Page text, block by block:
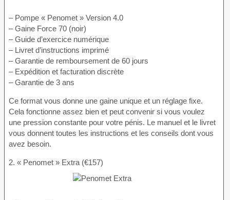
– Pompe « Penomet » Version 4.0
– Gaine Force 70 (noir)
– Guide d’exercice numérique
– Livret d’instructions imprimé
– Garantie de remboursement de 60 jours
– Expédition et facturation discrète
– Garantie de 3 ans
Ce format vous donne une gaine unique et un réglage fixe.
Cela fonctionne assez bien et peut convenir si vous voulez
une pression constante pour votre pénis. Le manuel et le livret
vous donnent toutes les instructions et les conseils dont vous
avez besoin.
2. « Penomet » Extra (€157)